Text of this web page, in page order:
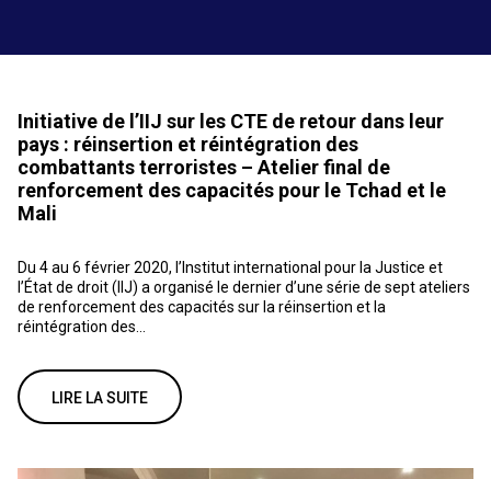
Initiative de l’IIJ sur les CTE de retour dans leur
pays : réinsertion et réintégration des
combattants terroristes – Atelier final de
renforcement des capacités pour le Tchad et le
Mali
Du 4 au 6 février 2020, l’Institut international pour la Justice et
l’État de droit (IIJ) a organisé le dernier d’une série de sept ateliers
de renforcement des capacités sur la réinsertion et la
réintégration des...
LIRE LA SUITE